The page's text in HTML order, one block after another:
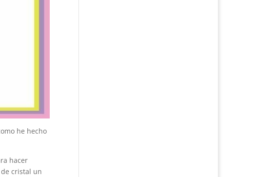
he hecho
hacer
cristal un